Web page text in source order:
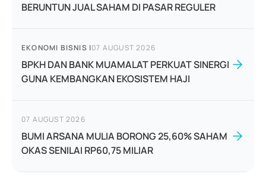
BERUNTUN JUAL SAHAM DI PASAR REGULER
EKONOMI BISNIS |07 AUGUST 2026
BPKH DAN BANK MUAMALAT PERKUAT SINERGI
GUNA KEMBANGKAN EKOSISTEM HAJI
07 AUGUST 2026
BUMI ARSANA MULIA BORONG 25,60% SAHAM
OKAS SENILAI RP60,75 MILIAR